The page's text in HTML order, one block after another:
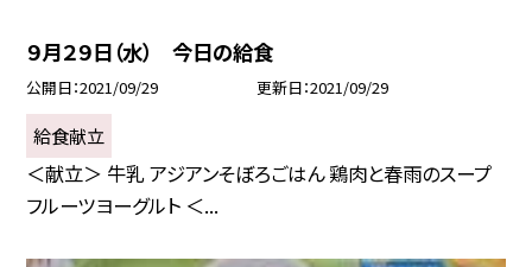
９月２９日（水） 今日の給食
公開日 2021/09/29 更新日 2021/09/29
給食献立
＜献立＞ 牛乳 アジアンそぼろごはん 鶏肉と春雨のスープ
フルーツヨーグルト ＜...